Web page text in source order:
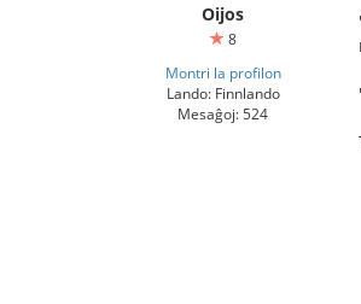
Oijos
8
Montri la profilon
Lando: Finnlando
Mesaĝoj: 524